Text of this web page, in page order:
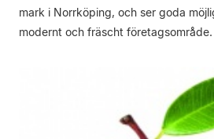
mark i Norrköping, och ser goda
modernt och fräscht företagsområde.